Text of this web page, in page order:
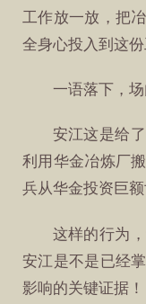
工作放一放，把
全身心投入到这
一语落下，场
安江这是给
利用华金冶炼厂
兵从华金投资巨
这样的行为
安江是不是已经
影响的关键证据！